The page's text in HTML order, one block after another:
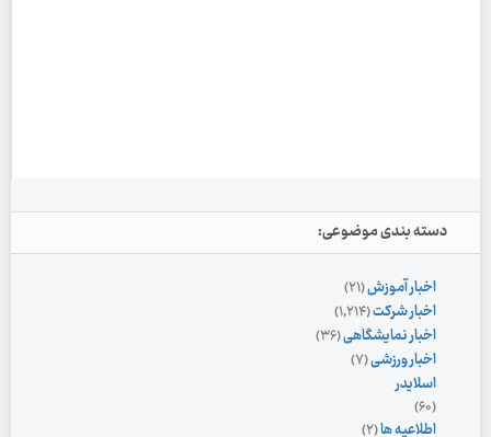
دسته بندی موضوعی:
اخبار آموزش(۲۱)
اخبار شرکت(۱,۲۱۴)
اخبار نمایشگاهی(۳۶)
اخبار ورزشی(۷)
اسلایدر
(۶۰)
اطلاعیه ها(۲)